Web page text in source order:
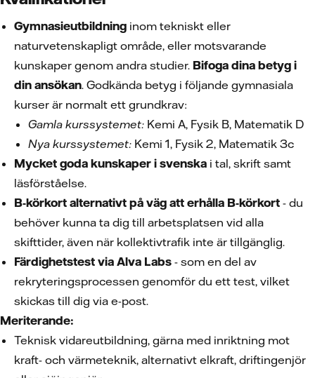
Gymnasieutbildning inom tekniskt eller
naturvetenskapligt område, eller motsvarande
kunskaper genom andra studier. Bifoga dina betyg i
din ansökan. Godkända betyg i följande gymnasiala
kurser är normalt ett grundkrav:
Gamla kurssystemet: Kemi A, Fysik B, Matematik D
Nya kurssystemet: Kemi 1, Fysik 2, Matematik 3c
Mycket goda kunskaper i svenska i tal, skrift samt
läsförståelse.
B-körkort alternativt på väg att erhålla B-körkort - du
behöver kunna ta dig till arbetsplatsen vid alla
skifttider, även när kollektivtrafik inte är tillgänglig.
Färdighetstest via Alva Labs - som en del av
rekryteringsprocessen genomför du ett test, vilket
skickas till dig via e-post.
Meriterande:
Teknisk vidareutbildning, gärna med inriktning mot
kraft- och värmeteknik, alternativt elkraft, driftingenjör